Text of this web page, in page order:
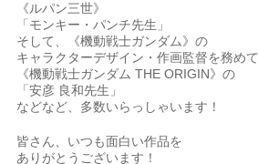
《ルパン三世》
「モンキー・パンチ先生」
そして、《機動戦士ガンダム》の
キャラクターデザイン・作画監督を務めて
《機動戦士ガンダム THE ORIGIN》の
「安彦 良和先生」
などなど、多数いらっしゃいます！
皆さん、いつも面白い作品を
ありがとうございます！